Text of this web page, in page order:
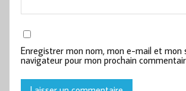
Enregistrer mon nom, mon e-mail et mon
navigateur pour mon prochain